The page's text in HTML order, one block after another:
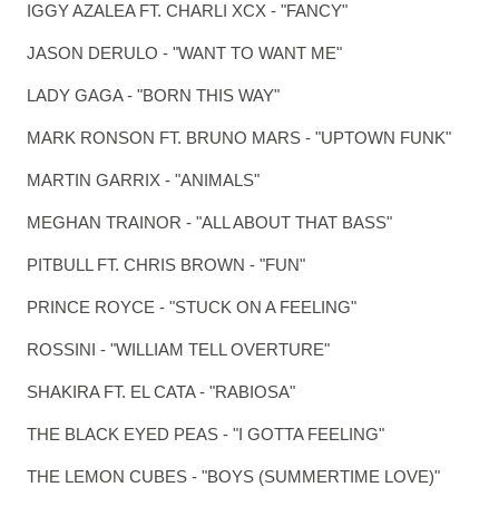
IGGY AZALEA FT. CHARLI XCX - "FANCY"
JASON DERULO - "WANT TO WANT ME"
LADY GAGA - "BORN THIS WAY"
MARK RONSON FT. BRUNO MARS - "UPTOWN FUNK"
MARTIN GARRIX - "ANIMALS"
MEGHAN TRAINOR - "ALL ABOUT THAT BASS"
PITBULL FT. CHRIS BROWN - "FUN"
PRINCE ROYCE - "STUCK ON A FEELING"
ROSSINI - "WILLIAM TELL OVERTURE"
SHAKIRA FT. EL CATA - "RABIOSA"
THE BLACK EYED PEAS - "I GOTTA FEELING"
THE LEMON CUBES - "BOYS (SUMMERTIME LOVE)"